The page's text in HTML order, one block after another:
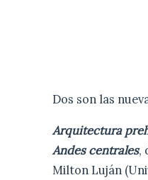
Dos son las
Arquitectura
Andes centrales,
Milton Luján